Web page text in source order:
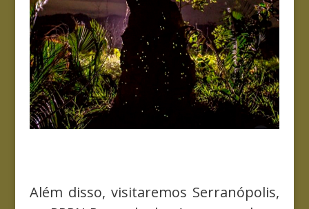
Além disso, visitaremos Serranópolis,